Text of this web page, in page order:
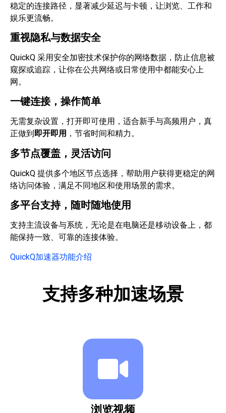
稳定的连接路径，显著减少延迟与卡顿，让浏览、工作和
娱乐更流畅。
重视隐私与数据安全
QuickQ 采用安全加密技术保护你的网络数据，防止信息被
窥探或追踪，让你在公共网络或日常使用中都能安心上
网。
一键连接，操作简单
无需复杂设置，打开即可使用，适合新手与高频用户，真
正做到 即开即用 ，节省时间和精力。
多节点覆盖，灵活访问
QuickQ 提供多个地区节点选择，帮助用户获得更稳定的网
络访问体验，满足不同地区和使用场景的需求。
多平台支持，随时随地使用
支持主流设备与系统，无论是在电脑还是移动设备上，都
能保持一致、可靠的连接体验。
QuickQ加速器功能介绍
支持多种加速场景
浏览视频